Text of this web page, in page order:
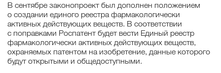
В сентябре законопроект был дополнен положением
о создании единого реестра фармакологически
активных действующих веществ. В соответствии
с поправками Роспатент будет вести Единый реестр
фармакологически активных действующих веществ,
охраняемых патентом на изобретение, данные которого
будут открытыми и общедоступными.